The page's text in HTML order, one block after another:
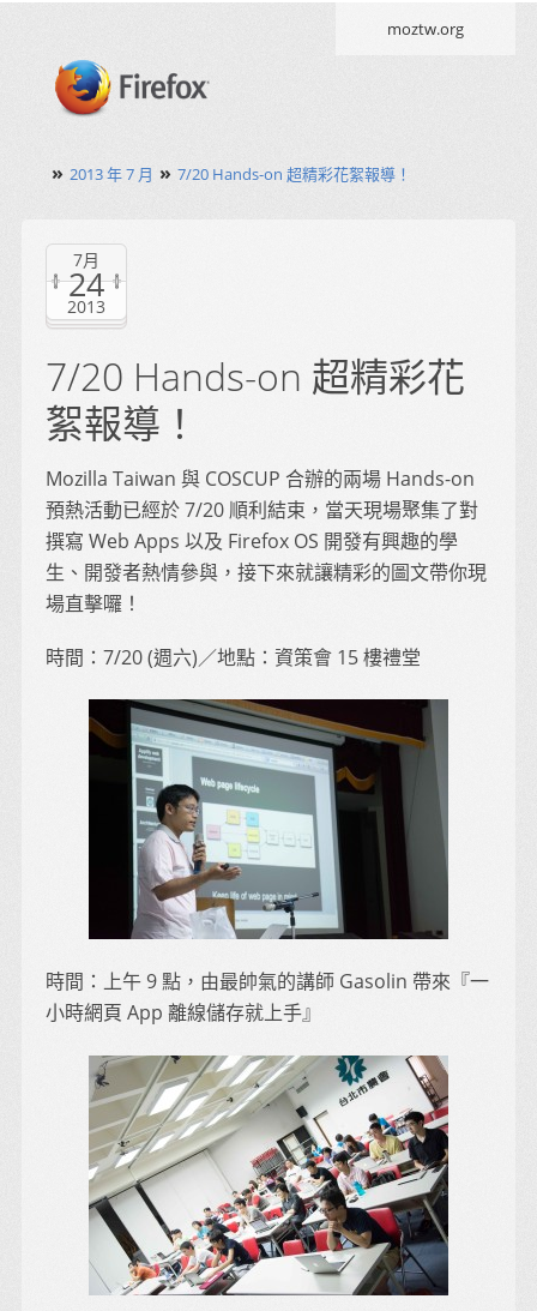
moztw.org
» 2013 年 7 月 » 7/20 Hands-on 超精彩花絮報導！
7月
24
2013
7/20 Hands-on 超精彩花
絮報導！
Mozilla Taiwan 與 COSCUP 合辦的兩場 Hands-on
預熱活動已經於 7/20 順利結束，當天現場聚集了對
撰寫 Web Apps 以及 Firefox OS 開發有興趣的學
生、開發者熱情參與，接下來就讓精彩的圖文帶你現
場直擊囉！
時間：7/20 (週六)／地點：資策會 15 樓禮堂
時間：上午 9 點，由最帥氣的講師 Gasolin 帶來『一
小時網頁 App 離線儲存就上手』